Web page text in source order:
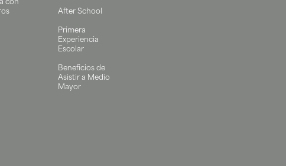
con
After School
Primera
Experiencia
Escolar
Beneficios de
Asistir a Medio
Mayor